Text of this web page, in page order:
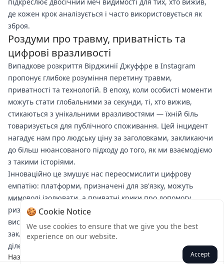
де кожен крок аналізується і часто використовується як
зброя.
Роздуми про травму, приватність та
цифрові вразливості
Випадкове розкриття Вірджинії Джуффре в Instagram
пропонує глибоке розуміння перетину травми,
приватності та технологій. В епоху, коли особисті моменти
можуть стати глобальними за секунди, ті, хто вижив,
стикаються з унікальними вразливостями — їхній біль
товаризується для публічного споживання. Цей інцидент
нагадує нам про людську ціну за заголовками, закликаючи
до більш нюансованого підходу до того, як ми взаємодіємо
з такими історіями.
Інноваційно це змушує нас переосмислити цифрову
емпатію: платформи, призначені для зв'язку, можуть
мимоволі ізолювати, а приватні крики про допомогу
ризикують бути неправильно зрозумілими як публічні
виступи. Поки Джуффре долає своє одужання, її досвід
закликає до більшої обізнаності про делікатний баланс між
діленням та надмірним діленням у підключеному світі.
Назад
🍪 Cookie Notice
We use cookies to ensure that we give you the best
experience on our website.
Accept